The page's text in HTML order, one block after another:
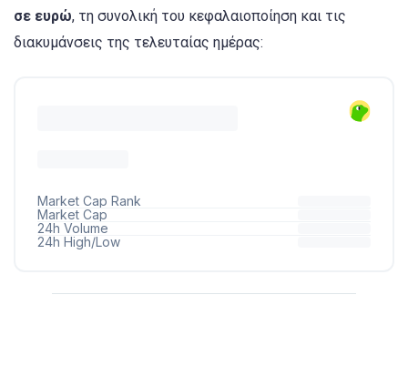
σε ευρώ, τη συνολική του κεφαλαιοποίηση και τις
διακυμάνσεις της τελευταίας ημέρας: